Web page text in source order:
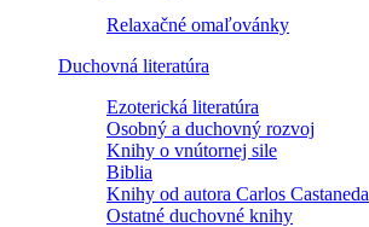
Relaxačné omaľovánky
Duchovná literatúra
Ezoterická literatúra
Osobný a duchovný rozvoj
Knihy o vnútornej sile
Biblia
Knihy od autora Carlos Castaneda
Ostatné duchovné knihy